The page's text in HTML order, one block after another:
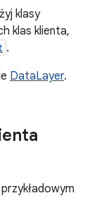
klasy
klas klienta,
.
DataLayer.